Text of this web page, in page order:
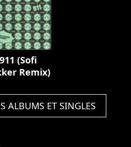
Picture)
911 (Sofi
Remix)
ALBUMS ET SINGLES